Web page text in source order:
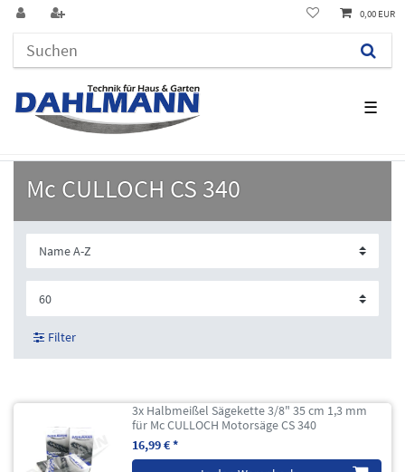
☰
0,00 EUR
Mc CULLOCH CS 340
Filter
3x Halbmeißel Sägekette 3/8" 35 cm 1,3 mm
für Mc CULLOCH Motorsäge CS 340
16,99 € *